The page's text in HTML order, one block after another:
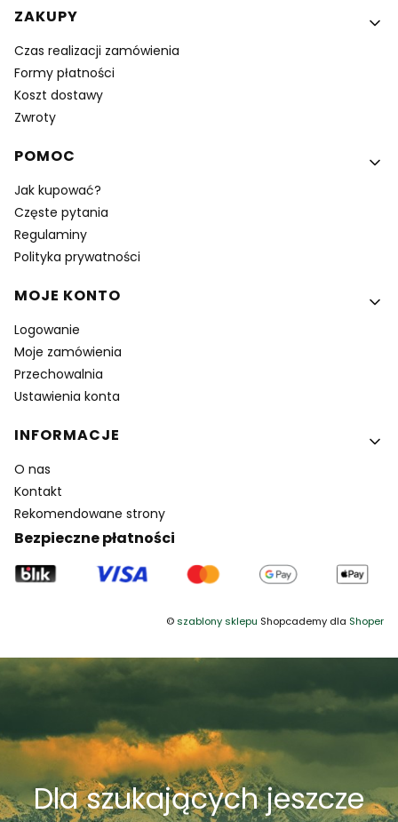
Linki w stopce
ZAKUPY
Czas realizacji zamówienia
Formy płatności
Koszt dostawy
Zwroty
POMOC
Jak kupować?
Częste pytania
Regulaminy
Polityka prywatności
MOJE KONTO
Logowanie
Moje zamówienia
Przechowalnia
Ustawienia konta
INFORMACJE
O nas
Kontakt
Rekomendowane strony
Bezpieczne płatności
©szablony sklepu Shopcademy dla Shoper
Dla szukających jeszcze